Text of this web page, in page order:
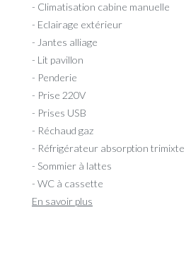
- Climatisation cabine manuelle
- Eclairage extérieur
- Jantes alliage
- Lit pavillon
- Penderie
- Prise 220V
- Prises USB
- Réchaud gaz
- Réfrigérateur absorption trimixte
- Sommier à lattes
- WC à cassette
En savoir plus